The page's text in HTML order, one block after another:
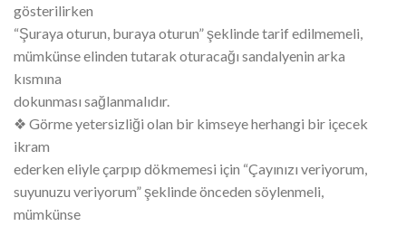
gösterilirken
“Şuraya oturun, buraya oturun” şeklinde tarif edilmemeli,
mümkünse elinden tutarak oturacağı sandalyenin arka
kısmına
dokunması sağlanmalıdır.
❖ Görme yetersizliği olan bir kimseye herhangi bir içecek
ikram
ederken eliyle çarpıp dökmemesi için “Çayınızı veriyorum,
suyunuzu veriyorum” şeklinde önceden söylenmeli,
mümkünse